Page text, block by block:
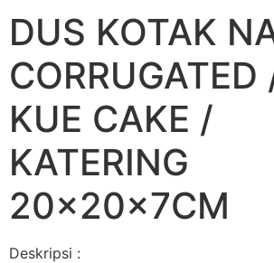
DUS KOTAK
CORRUGATED
KUE CAKE /
KATERING
20x20x7CM
Deskripsi :